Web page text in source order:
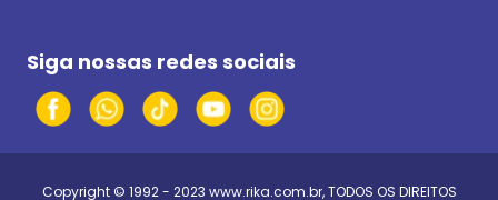
Siga nossas redes sociais
Copyright © 1992 - 2023 www.rika.com.br, TODOS OS DIREITOS